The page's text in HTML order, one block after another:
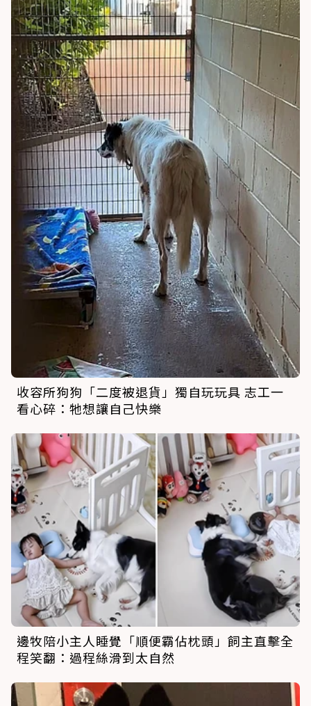
收容所狗狗「二度被退貨」獨自玩玩具 志工一
看心碎：牠想讓自己快樂
邊牧陪小主人睡覺「順便霸佔枕頭」飼主直擊全
程笑翻：過程絲滑到太自然